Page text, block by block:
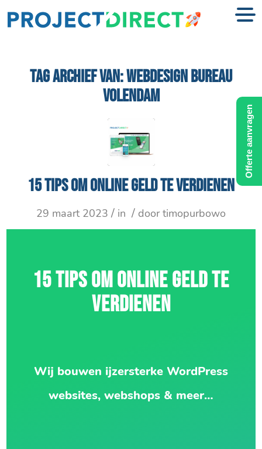
TAG ARCHIEF VAN:WEBDESIGN BUREAU
VOLENDAM
15 tips om online geld te verdienen
29 maart 2023 / in / doortimopurbowo
15 TIPS OM ONLINE GELD TE
VERDIENEN
Wij bouwen ijzersterke WordPress
websites, webshops & meer…
Offerte aanvragen